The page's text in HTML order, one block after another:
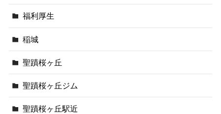
福利厚生
稲城
聖蹟桜ヶ丘
聖蹟桜ヶ丘ジム
聖蹟桜ヶ丘駅近